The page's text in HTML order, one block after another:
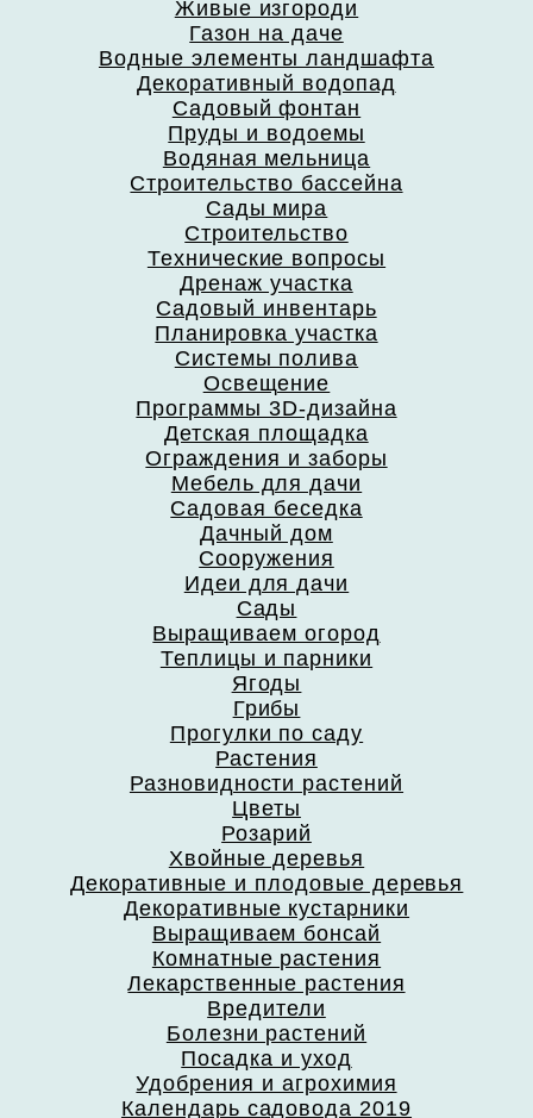
Живые изгороди
Газон на даче
Водные элементы ландшафта
Декоративный водопад
Садовый фонтан
Пруды и водоемы
Водяная мельница
Строительство бассейна
Сады мира
Строительство
Технические вопросы
Дренаж участка
Садовый инвентарь
Планировка участка
Системы полива
Освещение
Программы 3D-дизайна
Детская площадка
Ограждения и заборы
Мебель для дачи
Садовая беседка
Дачный дом
Сооружения
Идеи для дачи
Сады
Выращиваем огород
Теплицы и парники
Ягоды
Грибы
Прогулки по саду
Растения
Разновидности растений
Цветы
Розарий
Хвойные деревья
Декоративные и плодовые деревья
Декоративные кустарники
Выращиваем бонсай
Комнатные растения
Лекарственные растения
Вредители
Болезни растений
Посадка и уход
Удобрения и агрохимия
Календарь садовода 2019